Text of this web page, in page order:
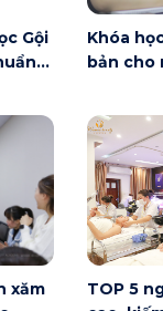
Gội
Khóa
bản cho
có gì?
xăm
TOP 5